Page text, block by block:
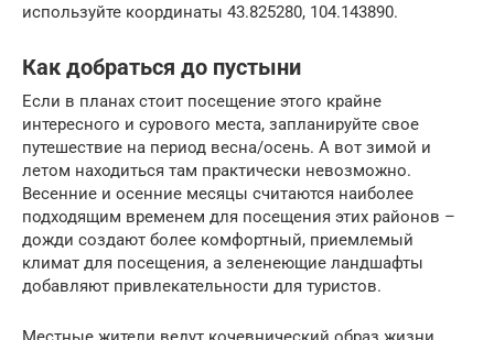
используйте координаты 43.825280, 104.143890.
Как добраться до пустыни
Если в планах стоит посещение этого крайне
интересного и сурового места, запланируйте свое
путешествие на период весна/осень. А вот зимой и
летом находиться там практически невозможно.
Весенние и осенние месяцы считаются наиболее
подходящим временем для посещения этих районов –
дожди создают более комфортный, приемлемый
климат для посещения, а зеленеющие ландшафты
добавляют привлекательности для туристов.